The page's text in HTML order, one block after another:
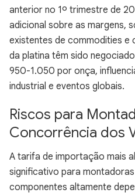
anterior no 1º trimestre de
adicional sobre as margens,
existentes de commodities e
da platina têm sido
950-1.050 por onça,
industrial e eventos globais.
Riscos para
Concorrência dos
A tarifa de importação mais
significativo para
componentes altamente